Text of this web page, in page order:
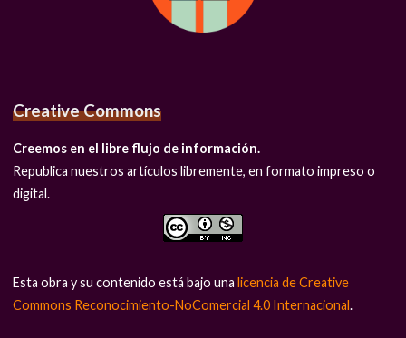
Creative Commons
Creemos en el libre flujo de información.
Republica nuestros artículos libremente, en formato impreso o
digital.
Esta obra y su contenido está bajo unalicencia de Creative
Commons Reconocimiento-NoComercial 4.0 Internacional.